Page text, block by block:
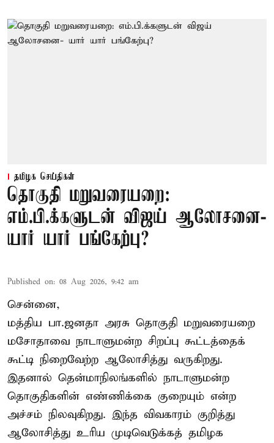
தமிழக செய்திகள்
தொகுதி மறுவரையறை:
எம்.பி.க்களுடன் விஜய் ஆலோசனை-
யார் யார் பங்கேற்பு?
Published on: 08 Aug 2026, 9:42 am
சென்னை,
மத்திய பா.ஜனதா அரசு தொகுதி மறுவரையறை
மசோதாவை நாடாளுமன்ற சிறப்பு கூட்டத்தைக்
கூட்டி நிறைவேற்ற ஆலோசித்து வருகிறது.
இதனால் தென்மாநிலங்களில் நாடாளுமன்ற
தொகுதிகளின் எண்ணிக்கை குறையும் என்ற
அச்சம் நிலவுகிறது. இந்த விவகாரம் குறித்து
ஆலோசித்து உரிய முடிவெடுக்கத் தமிழக